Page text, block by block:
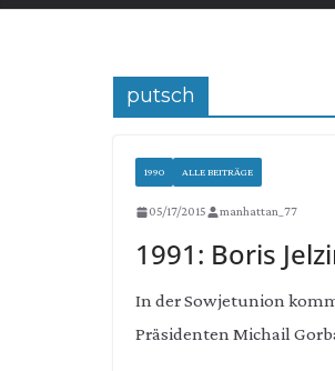
putsch
1990 ALLE BEITRÄGE
05/17/2015 manhattan_77
1991: Boris
In der Sowjetunion
Präsidenten Michail